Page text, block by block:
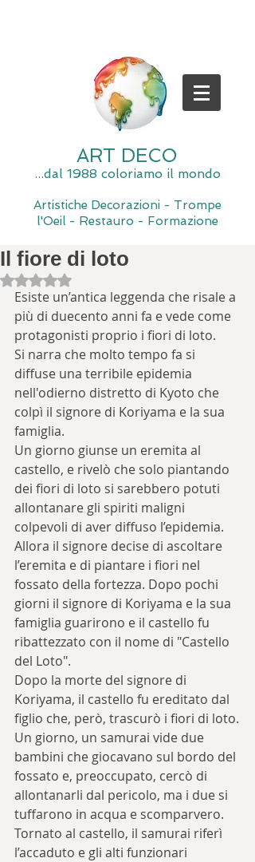
ART DECO
...dal 1988 coloriamo il mondo
Artistiche Decorazioni - Trompe
l'Oeil - Restauro - Formazione
Il fiore di loto
Valutazione NaN stelle su 5.
Esiste un’antica leggenda che risale a
più di duecento anni fa e vede come
protagonisti proprio i fiori di loto.
Si narra che molto tempo fa si
diffuse una terribile epidemia
nell'odierno distretto di Kyoto che
colpì il signore di Koriyama e la sua
famiglia.
Un giorno giunse un eremita al
castello, e rivelò che solo piantando
dei fiori di loto si sarebbero potuti
allontanare gli spiriti maligni
colpevoli di aver diffuso l’epidemia.
Allora il signore decise di ascoltare
l’eremita e di piantare i fiori nel
fossato della fortezza. Dopo pochi
giorni il signore di Koriyama e la sua
famiglia guarirono e il castello fu
ribattezzato con il nome di "Castello
del Loto".
Dopo la morte del signore di
Koriyama, il castello fu ereditato dal
figlio che, però, trascurò i fiori di loto.
Un giorno, un samurai vide due
bambini che giocavano sul bordo del
fossato e, preoccupato, cercò di
allontanarli dal pericolo, ma i due si
tuffarono in acqua e scomparvero.
Tornato al castello, il samurai riferì
l’accaduto e gli alti funzionari